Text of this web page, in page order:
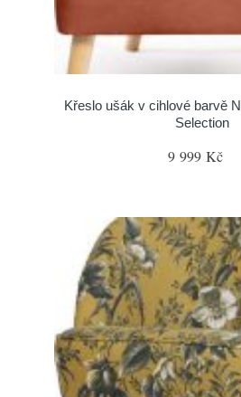
Křeslo ušák v cihlové barvě
Selection
9 999 Kč